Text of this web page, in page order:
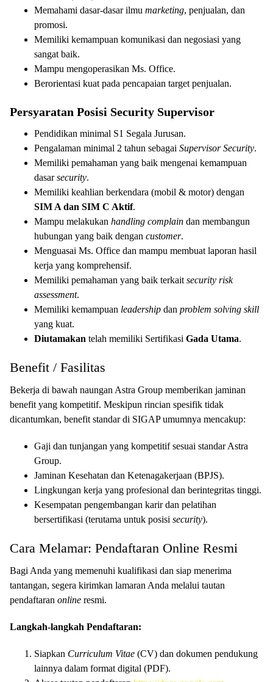
Memahami dasar-dasar ilmu marketing, penjualan, dan
promosi.
Memiliki kemampuan komunikasi dan negosiasi yang
sangat baik.
Mampu mengoperasikan Ms. Office.
Berorientasi kuat pada pencapaian target penjualan.
Persyaratan Posisi Security Supervisor
Pendidikan minimal S1 Segala Jurusan.
Pengalaman minimal 2 tahun sebagai Supervisor Security.
Memiliki pemahaman yang baik mengenai kemampuan
dasarsecurity.
Memiliki keahlian berkendara (mobil & motor) dengan
SIM A dan SIM C Aktif.
Mampu melakukan handling complain dan membangun
hubungan yang baik dengan customer.
Menguasai Ms. Office dan mampu membuat laporan hasil
kerja yang komprehensif.
Memiliki pemahaman yang baik terkait security risk
assessment.
Memiliki kemampuan leadership dan problem solving skill
yang kuat.
Diutamakan telah memiliki Sertifikasi Gada Utama.
Benefit / Fasilitas
Bekerja di bawah naungan Astra Group memberikan jaminan
benefit yang kompetitif. Meskipun rincian spesifik tidak
dicantumkan, benefit standar di SIGAP umumnya mencakup:
Gaji dan tunjangan yang kompetitif sesuai standar Astra
Group.
Jaminan Kesehatan dan Ketenagakerjaan (BPJS).
Lingkungan kerja yang profesional dan berintegritas tinggi.
Kesempatan pengembangan karir dan pelatihan
bersertifikasi (terutama untuk posisi security).
Cara Melamar: Pendaftaran Online Resmi
Bagi Anda yang memenuhi kualifikasi dan siap menerima
tantangan, segera kirimkan lamaran Anda melalui tautan
pendaftaran online resmi.
Langkah-langkah Pendaftaran:
Siapkan Curriculum Vitae (CV) dan dokumen pendukung
lainnya dalam format digital (PDF).